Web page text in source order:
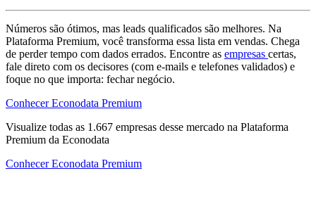
Números são ótimos, mas leads qualificados são melhores. Na
Plataforma Premium, você transforma essa lista em vendas. Chega
de perder tempo com dados errados. Encontre as empresas certas,
fale direto com os decisores (com e-mails e telefones validados) e
foque no que importa: fechar negócio.
Conhecer Econodata Premium
Visualize todas as 1.667 empresas desse mercado na Plataforma
Premium da Econodata
Conhecer Econodata Premium